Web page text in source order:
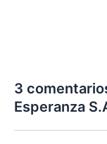
3
Esperanza